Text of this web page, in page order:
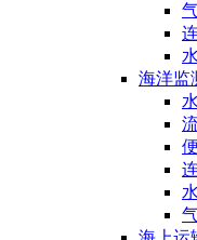
海洋监